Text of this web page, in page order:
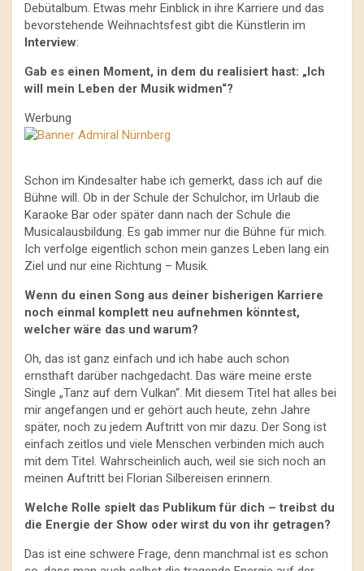
Debütalbum. Etwas mehr Einblick in ihre Karriere und das
bevorstehende Weihnachtsfest gibt die Künstlerin im
Interview:
Gab es einen Moment, in dem du realisiert hast: „Ich
will mein Leben der Musik widmen“?
Werbung
Schon im Kindesalter habe ich gemerkt, dass ich auf die
Bühne will. Ob in der Schule der Schulchor, im Urlaub die
Karaoke Bar oder später dann nach der Schule die
Musicalausbildung. Es gab immer nur die Bühne für mich.
Ich verfolge eigentlich schon mein ganzes Leben lang ein
Ziel und nur eine Richtung – Musik.
Wenn du einen Song aus deiner bisherigen Karriere
noch einmal komplett neu aufnehmen könntest,
welcher wäre das und warum?
Oh, das ist ganz einfach und ich habe auch schon
ernsthaft darüber nachgedacht. Das wäre meine erste
Single „Tanz auf dem Vulkan“. Mit diesem Titel hat alles bei
mir angefangen und er gehört auch heute, zehn Jahre
später, noch zu jedem Auftritt von mir dazu. Der Song ist
einfach zeitlos und viele Menschen verbinden mich auch
mit dem Titel. Wahrscheinlich auch, weil sie sich noch an
meinen Auftritt bei Florian Silbereisen erinnern.
Welche Rolle spielt das Publikum für dich – treibst du
die Energie der Show oder wirst du von ihr getragen?
Das ist eine schwere Frage, denn manchmal ist es schon